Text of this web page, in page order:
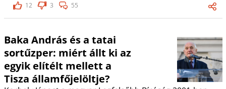
12
3 55
Baka András és a tatai
sortűzper: miért állt ki az
egyik elítélt mellett a
Tisza államfőjelöltje?